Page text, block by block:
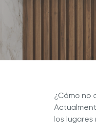
Deluxe Easy Release
Pressure Cooker
Prestige
Referidos
¿Cómo no
los